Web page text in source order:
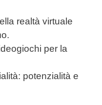
realtà virtuale
per la
potenzialità e